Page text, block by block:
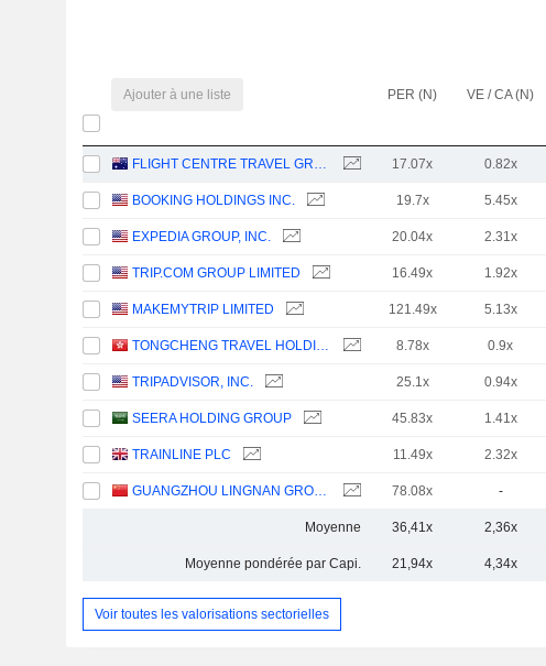
Ajouter à une liste PER (N) VE / CA (N)
FLIGHT CENTRE TRAVEL GROUP LIMITED 17.07x 0.82x
BOOKING HOLDINGS INC. 19.7x 5.45x
EXPEDIA GROUP, INC. 20.04x 2.31x
TRIP.COM GROUP LIMITED 16.49x 1.92x
MAKEMYTRIP LIMITED 121.49x 5.13x
TONGCHENG TRAVEL HOLDINGS LIMITED 8.78x 0.9x
TRIPADVISOR, INC. 25.1x 0.94x
SEERA HOLDING GROUP 45.83x 1.41x
TRAINLINE PLC 11.49x 2.32x
GUANGZHOU LINGNAN GROUP HOLDINGS COMPANY LIMITED 78.08x -
Moyenne 36,41x 2,36x
Moyenne pondérée par Capi. 21,94x 4,34x
Voir toutes les valorisations sectorielles